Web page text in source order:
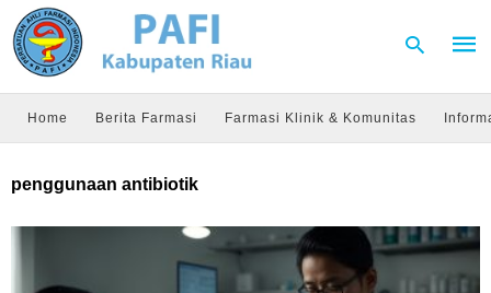
and
hit
Home Berita Farmasi Farmasi Klinik & Komunitas
penggunaan antibiotik